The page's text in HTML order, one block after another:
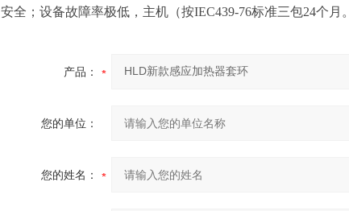
安全；设备故障率极低，主机（按IEC439-76标准三包24个月。
产品：
您的单位：
您的姓名：